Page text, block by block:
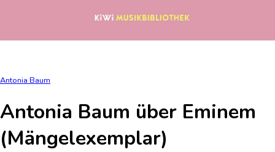
Antonia Baum
Antonia Baum über Eminem
(Mängelexemplar)